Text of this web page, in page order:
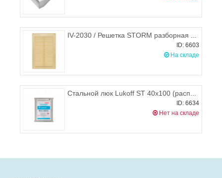
ID: 6603
На складе
ID: 6634
Нет на складе